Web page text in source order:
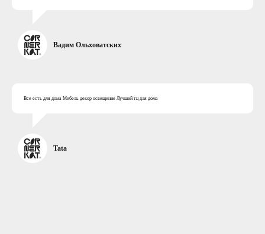
Вадим Ольховатских​
Все есть для дома Мебель декор освещение Лучший тц для дома
Tata